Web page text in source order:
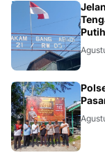
Putih
KALBAR